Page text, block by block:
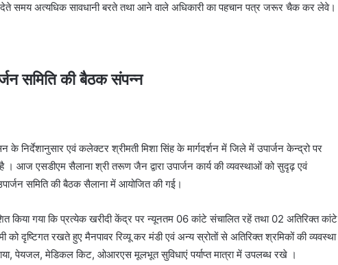
देते समय अत्यधिक सावधानी बरते तथा आने वाले अधिकारी का पहचान पत्र जरूर चैक कर लेवे।
समिति की बैठक संपन्न
निर्देशानुसार एवं कलेक्टर श्रीमती मिशा सिंह के मार्गदर्शन में जिले में उपार्जन केन्द्रो पर
। आज एसडीएम सैलाना श्री तरूण जैन द्वारा उपार्जन कार्य की व्यवस्थाओं को सुदृढ़ एवं
समिति की बैठक सैलाना में आयोजित की गई।
किया गया कि प्रत्येक खरीदी केंद्र पर न्यूनतम 06 कांटे संचालित रहें तथा 02 अतिरिक्त कांटे
दृष्टिगत रखते हुए मैनपावर रिव्यू कर मंडी एवं अन्य स्रोतों से अतिरिक्त श्रमिकों की व्यवस्था
पेयजल, मेडिकल किट, ओआरएस मूलभूत सुविधाएं पर्याप्त मात्रा में उपलब्ध रखे ।